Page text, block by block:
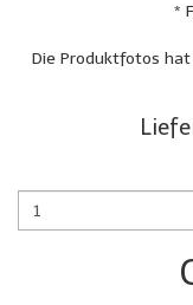
*
Die Produktfotos